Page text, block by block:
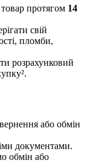
протягом 14
свій
пломби,
розрахунковий
або обмін
документами.
обмін або